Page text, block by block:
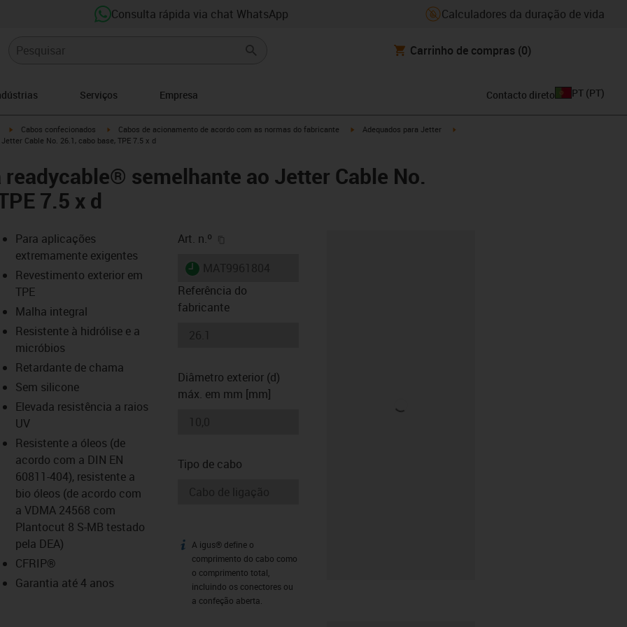
Consulta rápida via chat WhatsApp Calculadores da duração de vida
Carrinho de compras (0)
Serviços Empresa Contacto direto PT (PT)
igus-icon-arrow-right
Cabos confecionados igus-icon-arrow-right
Cabos de acionamento de acordo com as normas do fabricante igus-icon-arrow-right
Adequados para Jetter
Cable No. 26.1, cabo base, TPE 7.5 x d
semelhante ao Jetter Cable No.
7.5 x d
icon-lupe
icon-lupe
Para aplicações
extremamente exigentes
Revestimento exterior em
TPE
Malha integral
Resistente à hidrólise e a
micróbios
Retardante de chama
Sem silicone
Elevada resistência a raios
UV
Resistente a óleos (de
acordo com a DIN EN
60811-404), resistente a
bio óleos (de acordo com
a VDMA 24568 com
Plantocut 8 S-MB testado
pela DEA)
CFRIP®
Garantia até 4 anos
Art. n.º
igus-icon-lieferzeit
Referência do
fabricante
Diâmetro exterior (d)
máx. em mm [mm]
Tipo de cabo
igus-icon-info
A igus® define o
comprimento do cabo como
o comprimento total,
incluindo os conectores ou
a confeção aberta.